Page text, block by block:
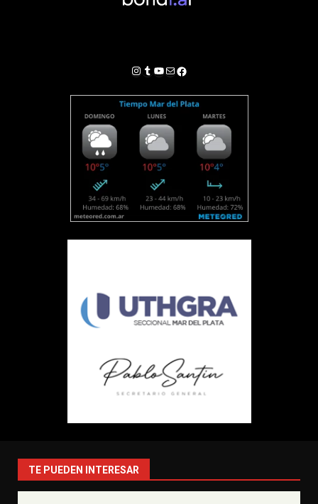
Instagram
Tumblr
YouTube
Correo electrónico
Facebook
TE PUEDEN INTERESAR